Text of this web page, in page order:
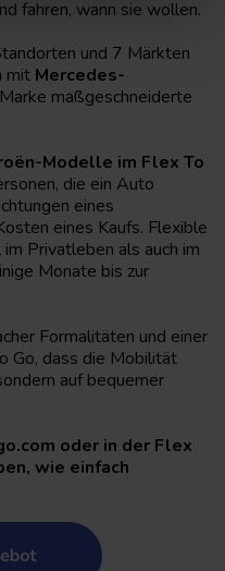
fahren, wann sie wollen.
und 7 Märkten
mit Mercedes-
maßgeschneiderte
Modelle im Flex To
die ein Auto
eines
eines Kaufs. Flexible
Privatleben als auch im
Monate bis zur
Formalitäten und einer
Go, dass die Mobilität
auf bequemer
oder in der Flex
wie einfach